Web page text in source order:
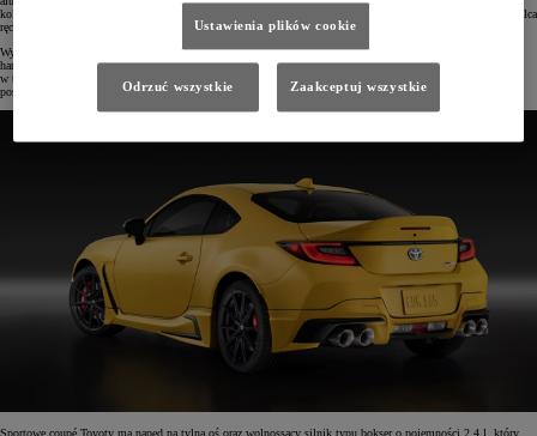
kolorze wnętrze pełne jest żółtych akcentów oraz przeszyć na sportowych fotelach, kierownicy, dźwigni hamulca
ręcznego czy boczkach drzwi.
Wyróżnikami GR86 Yuzu Special Edition są także amortyzatory marki SACHS i wyczynowy układ
hamulcowy firmy Brembo. Auto można też z łatwością spersonalizować, wybierając dodatkowe akcesoria,
w tym m.in. sportowy układ wydechowy ze srebrnymi końcówkami z logo GR czy zestaw dokładek
poszerzających karoserię.
Sportowe coupé Toyoty ma napęd na tylną oś oraz wolnossący silnik typu bokser o pojemności 2,4 l, który
Ustawienia plików cookie
Odrzuć wszystkie Zaakceptuj wszystkie